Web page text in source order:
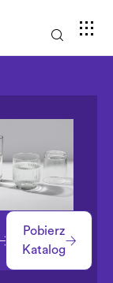
Pobierz
Katalog